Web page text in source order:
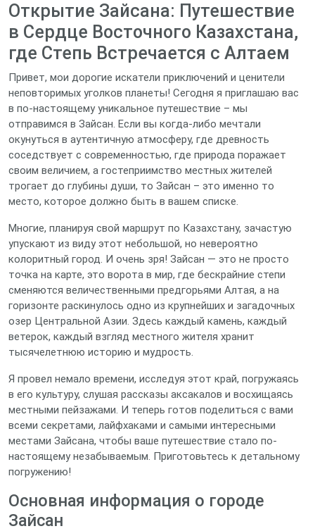
Открытие Зайсана: Путешествие
в Сердце Восточного Казахстана,
где Степь Встречается с Алтаем
Привет, мои дорогие искатели приключений и ценители
неповторимых уголков планеты! Сегодня я приглашаю вас
в по-настоящему уникальное путешествие – мы
отправимся в Зайсан. Если вы когда-либо мечтали
окунуться в аутентичную атмосферу, где древность
соседствует с современностью, где природа поражает
своим величием, а гостеприимство местных жителей
трогает до глубины души, то Зайсан – это именно то
место, которое должно быть в вашем списке.
Многие, планируя свой маршрут по Казахстану, зачастую
упускают из виду этот небольшой, но невероятно
колоритный город. И очень зря! Зайсан — это не просто
точка на карте, это ворота в мир, где бескрайние степи
сменяются величественными предгорьями Алтая, а на
горизонте раскинулось одно из крупнейших и загадочных
озер Центральной Азии. Здесь каждый камень, каждый
ветерок, каждый взгляд местного жителя хранит
тысячелетнюю историю и мудрость.
Я провел немало времени, исследуя этот край, погружаясь
в его культуру, слушая рассказы аксакалов и восхищаясь
местными пейзажами. И теперь готов поделиться с вами
всеми секретами, лайфхаками и самыми интересными
местами Зайсана, чтобы ваше путешествие стало по-
настоящему незабываемым. Приготовьтесь к детальному
погружению!
Основная информация о городе
Зайсан